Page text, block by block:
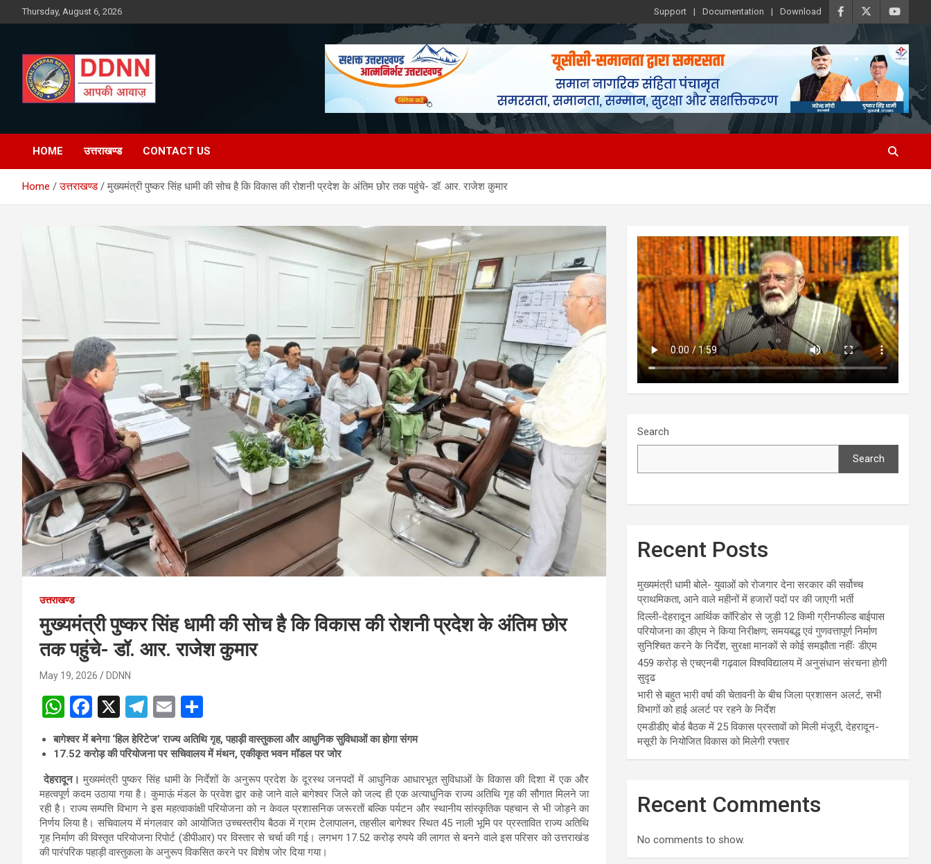
to
Thursday, August 6, 2026 Support Documentation Download
HOME उत्तराखण्ड CONTACT US
Home उत्तराखण्ड मुख्यमंत्री पुष्कर सिंह धामी की सोच है कि विकास की रोशनी प्रदेश के अंतिम छोर तक पहुंचे- डॉ. आर. राजेश कुमार
उत्तराखण्ड
मुख्यमंत्री पुष्कर सिंह धामी की सोच है कि विकास की रोशनी प्रदेश के अंतिम छोर
तक पहुंचे- डॉ. आर. राजेश कुमार
May 19, 2026 DDNN
W
h
at
s
A
p
p
F
a
ce
b
o
o
k
X
T
el
e
gr
a
m
E
m
ail
h
ar
e
बागेश्वर में बनेगा ‘हिल हेरिटेज’ राज्य अतिथि गृह, पहाड़ी वास्तुकला और आधुनिक सुविधाओं का होगा संगम
17.52 करोड़ की परियोजना पर सचिवालय में मंथन, एकीकृत भवन मॉडल पर जोर
देहरादून।मुख्यमंत्री पुष्कर सिंह धामी के निर्देशों के अनुरूप प्रदेश के दूरस्थ जनपदों में आधुनिक आधारभूत सुविधाओं के विकास की दिशा में एक और
महत्वपूर्ण कदम उठाया गया है। कुमाऊं मंडल के प्रवेश द्वार कहे जाने वाले बागेश्वर जिले को जल्द ही एक अत्याधुनिक राज्य अतिथि गृह की सौगात मिलने जा
रही है। राज्य सम्पत्ति विभाग ने इस महत्वाकांक्षी परियोजना को न केवल प्रशासनिक जरूरतों बल्कि पर्यटन और स्थानीय सांस्कृतिक पहचान से भी जोड़ने का
निर्णय लिया है। सचिवालय में मंगलवार को आयोजित उच्चस्तरीय बैठक में ग्राम टेलापालन, तहसील बागेश्वर स्थित 45 नाली भूमि पर प्रस्तावित राज्य अतिथि
गृह निर्माण की विस्तृत परियोजना रिपोर्ट (डीपीआर) पर विस्तार से चर्चा की गई। लगभग 17.52 करोड़ रुपये की लागत से बनने वाले इस परिसर को उत्तराखंड
की पारंपरिक पहाड़ी वास्तुकला के अनुरूप विकसित करने पर विशेष जोर दिया गया।
Search
Search
Recent Posts
मुख्यमंत्री धामी बोले- युवाओं को रोजगार देना सरकार की सर्वोच्च
प्राथमिकता, आने वाले महीनों में हजारों पदों पर की जाएगी भर्ती
दिल्ली-देहरादून आर्थिक कॉरिडोर से जुड़ी 12 किमी ग्रीनफील्ड बाईपास
परियोजना का डीएम ने किया निरीक्षण; समयबद्ध एवं गुणवत्तापूर्ण निर्माण
सुनिश्चित करने के निर्देश, सुरक्षा मानकों से कोई समझौता नहींः डीएम
459 करोड़ से एचएनबी गढ़वाल विश्वविद्यालय में अनुसंधान संरचना होगी
सुदृढ
भारी से बहुत भारी वर्षा की चेतावनी के बीच जिला प्रशासन अलर्ट, सभी
विभागों को हाई अलर्ट पर रहने के निर्देश
एमडीडीए बोर्ड बैठक में 25 विकास प्रस्तावों को मिली मंजूरी, देहरादून-
मसूरी के नियोजित विकास को मिलेगी रफ्तार
Recent Comments
No comments to show.